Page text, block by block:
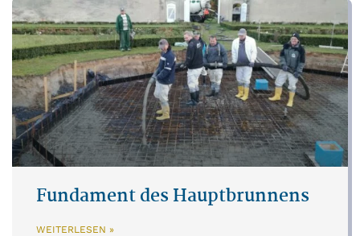
Fundament des Hauptbrunnens
WEITERLESEN »